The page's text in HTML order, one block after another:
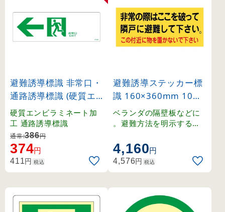
避難誘導標識 非常口・
通路誘導標識 (硬質エ
ンビ) 100×300mm 左
矢印 白地 (65902)
硬質エンビラミネート加
工 通路誘導標識
通常:386円
374円
411円 税込
避難誘導ステッカー標
識 160×360mm 10枚
1組 非常の際はここを
破って (74001)
ベランダの隔壁板などに
。避難方法を明示するス
4,160円
4,576円 税込